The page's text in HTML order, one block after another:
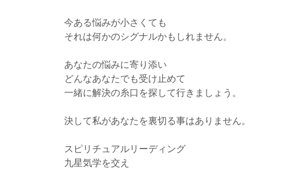
今ある悩みが小さくても
それは何かのシグナルかもしれません。
あなたの悩みに寄り添い
どんなあなたでも受け止めて
一緒に解決の糸口を探して行きましょう。
決して私があなたを裏切る事はありません。
スピリチュアルリーディング
九星気学を交え